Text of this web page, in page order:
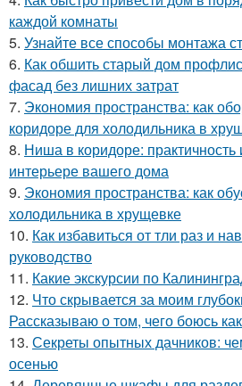
каждой комнаты
5. Узнайте все способы монтажа
6. Как обшить старый дом
фасад без лишних затрат
7. Экономия пространства: как
коридоре для холодильника в
8. Ниша в коридоре: практичность
интерьере вашего дома
9. Экономия пространства: как
холодильника в хрущевке
10. Как избавиться от тли раз и
руководство
11. Какие экскурсии по
12. Что скрывается за моим
Рассказываю о том, чего боюсь
13. Секреты опытных дачников:
осенью